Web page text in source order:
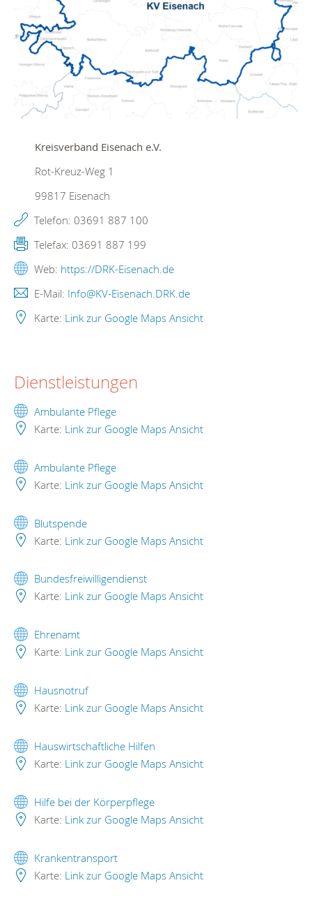
Kreisverband Eisenach e.V.
Rot-Kreuz-Weg 1
99817 Eisenach
Telefon: 03691 887 100
Telefax: 03691 887 199
Web: https://DRK-Eisenach.de
E-Mail: Info@KV-Eisenach.DRK.de
Karte: Link zur Google Maps Ansicht
Dienstleistungen
Ambulante Pflege
Karte: Link zur Google Maps Ansicht
Ambulante Pflege
Karte: Link zur Google Maps Ansicht
Blutspende
Karte: Link zur Google Maps Ansicht
Bundesfreiwilligendienst
Karte: Link zur Google Maps Ansicht
Ehrenamt
Karte: Link zur Google Maps Ansicht
Hausnotruf
Karte: Link zur Google Maps Ansicht
Hauswirtschaftliche Hilfen
Karte: Link zur Google Maps Ansicht
Hilfe bei der Körperpflege
Karte: Link zur Google Maps Ansicht
Krankentransport
Karte: Link zur Google Maps Ansicht